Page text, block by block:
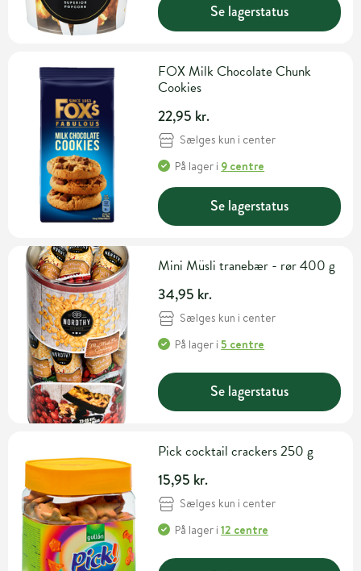
Se lagerstatus
FOX Milk Chocolate Chunk
Cookies
22,95 kr.
Sælges kun i center
På lager i 9 centre
Se lagerstatus
Mini Müsli tranebær - rør 400 g
34,95 kr.
Sælges kun i center
På lager i5 centre
Se lagerstatus
Pick cocktail crackers 250 g
15,95 kr.
Sælges kun i center
På lager i12 centre